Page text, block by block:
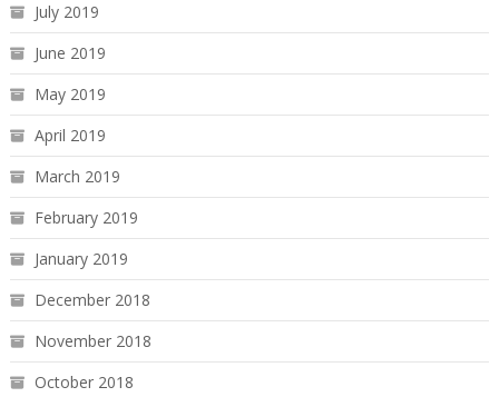
July 2019
June 2019
May 2019
April 2019
March 2019
February 2019
January 2019
December 2018
November 2018
October 2018